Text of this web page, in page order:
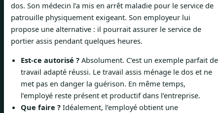
dos. Son médecin l’a mis en arrêt maladie pour le service de
patrouille physiquement exigeant. Son employeur lui
propose une alternative : il pourrait assurer le service de
portier assis pendant quelques heures.
Est-ce autorisé ? Absolument. C’est un exemple parfait de
travail adapté réussi. Le travail assis ménage le dos et ne
met pas en danger la guérison. En même temps,
l’employé reste présent et productif dans l’entreprise.
Que faire ? Idéalement, l’employé obtient une